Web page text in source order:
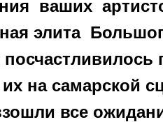
ваших
элита
на самарской
все